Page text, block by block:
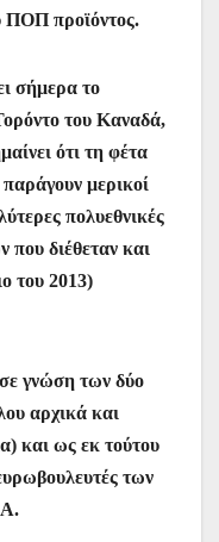
ΠΟΠ προϊόντος.
σήμερα το
του Καναδά,
ότι τη φέτα
μερικοί
πολυεθνικές
διέθεταν και
του 2013)
σε γνώση των δύο
αρχικά και
και ως εκ τούτου
των